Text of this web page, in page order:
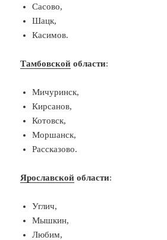
Сасово,
Шацк,
Касимов.
Тамбовской области:
Мичуринск,
Кирсанов,
Котовск,
Моршанск,
Рассказово.
Ярославской области:
Углич,
Мышкин,
Любим,